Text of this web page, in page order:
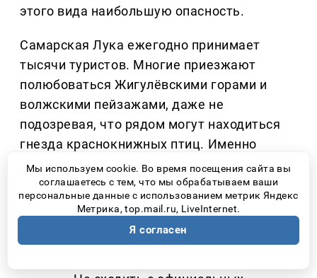
этого вида наибольшую опасность.
Самарская Лука ежегодно принимает
тысячи туристов. Многие приезжают
полюбоваться Жигулёвскими горами и
волжскими пейзажами, даже не
подозревая, что рядом могут находиться
гнезда краснокнижных птиц. Именно
поэтому специалисты национального
парка постоянно напоминают простые, но
очень важные правила:
Не приближаться к гнездам диких
Мы используем cookie. Во время посещения сайта вы
соглашаетесь с тем, что мы обрабатываем ваши
персональные данные с использованием метрик Яндекс
Метрика, top.mail.ru, LiveInternet.
Я согласен